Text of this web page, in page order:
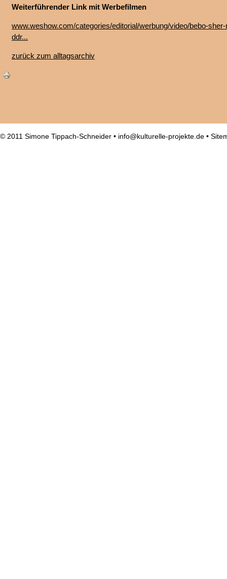
Weiterführender Link mit Werbefilmen
www.weshow.com/categories/editorial/werbung/video/bebo-
ddr...
zurück zum alltagsarchiv
© 2011 Simone Tippach-Schneider • info@kulturelle-projekte.de •